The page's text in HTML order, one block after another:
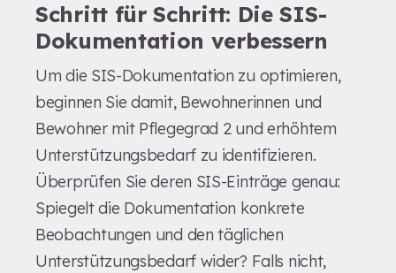
Schritt für Schritt: Die SIS-
Dokumentation verbessern
Um die SIS-Dokumentation zu optimieren,
beginnen Sie damit, Bewohnerinnen und
Bewohner mit Pflegegrad 2 und erhöhtem
Unterstützungsbedarf zu identifizieren.
Überprüfen Sie deren SIS-Einträge genau:
Spiegelt die Dokumentation konkrete
Beobachtungen und den täglichen
Unterstützungsbedarf wider? Falls nicht,